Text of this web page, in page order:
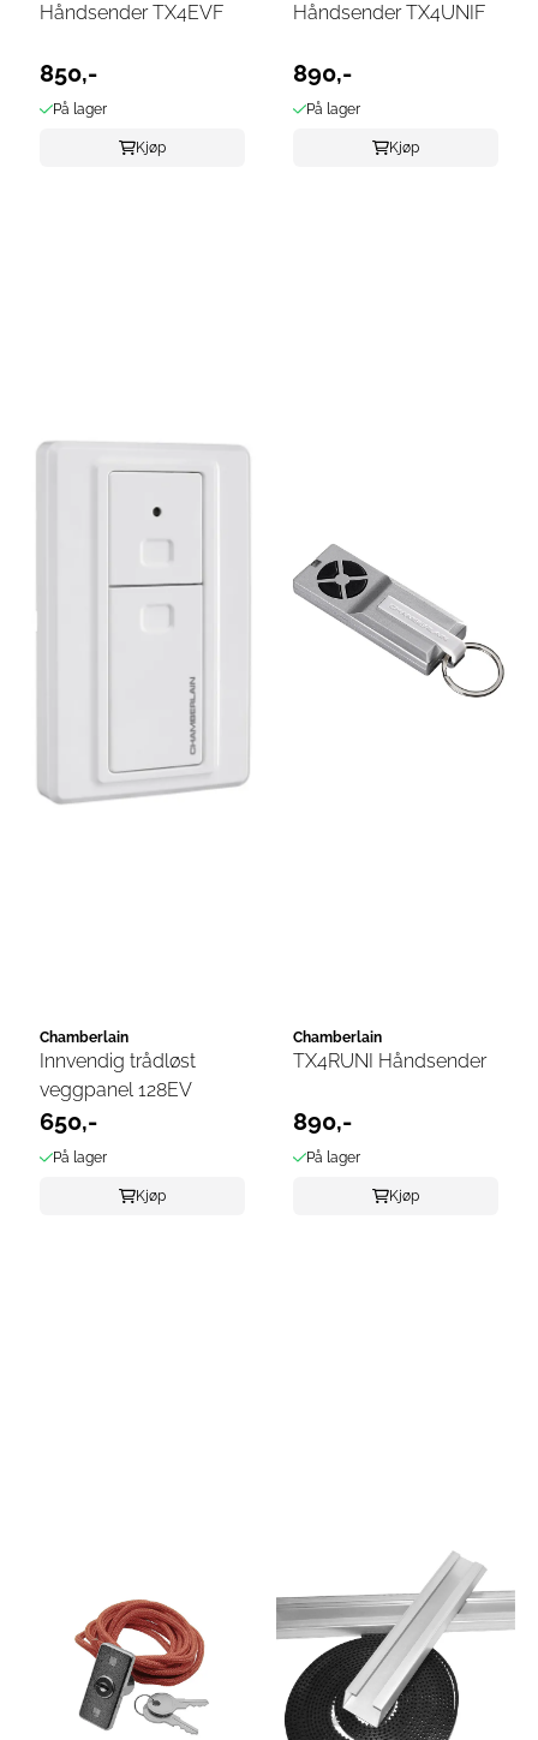
Håndsender TX4EVF
850,-
På lager
Kjøp
Håndsender TX4UNIF
890,-
På lager
Kjøp
Chamberlain
Innvendig trådløst
veggpanel 128EV
650,-
På lager
Kjøp
Chamberlain
TX4RUNI Håndsender
890,-
På lager
Kjøp